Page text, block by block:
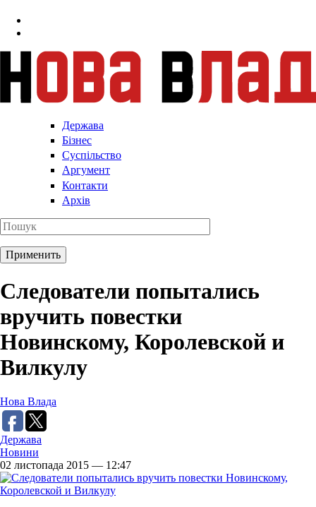
Держава
Бізнес
Суспільство
Аргумент
Контакти
Архів
Следователи попытались
вручить повестки
Новинскому, Королевской и
Вилкулу
Нова Влада
Держава
Новини
02 листопада 2015 — 12:47